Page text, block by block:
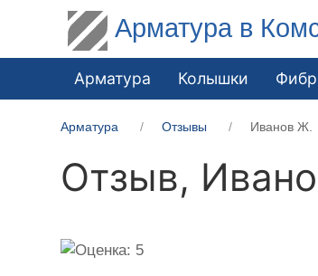
Арматура в
Арматура Колышки
Арматура Отзывы Иванов Ж.
Отзыв,